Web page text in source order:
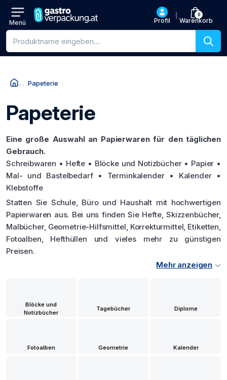
Menü Profil
0
Warenkorb
Produktsuche
Papeterie
Papeterie
Eine große Auswahl an Papierwaren für den täglichen
Gebrauch.
Schreibwaren • Hefte • Blöcke und Notizbücher • Papier •
Mal- und Bastelbedarf • Terminkalender • Kalender •
Klebstoffe
Statten Sie Schule, Büro und Haushalt mit hochwertigen
Papierwaren aus. Bei uns finden Sie Hefte, Skizzenbücher,
Malbücher, Geometrie-Hilfsmittel, Korrekturmittel, Etiketten,
Fotoalben, Hefthüllen und vieles mehr zu günstigen
Preisen.
Mehr anzeigen
Blöcke und
Notizbücher
Tagebücher Diplome
Fotoalben Geometrie Kalender